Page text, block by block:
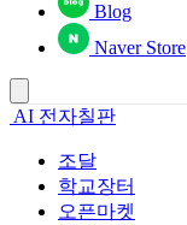
Blog
Naver Store
AI 전자칠판
조달
학교장터
오픈마켓